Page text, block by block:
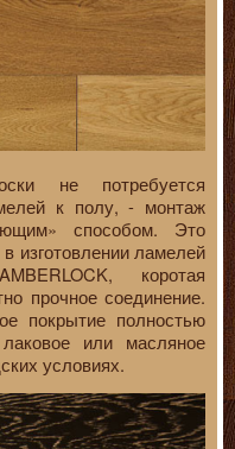
не потребуется
к полу, - монтаж
способом. Это
изготовлении ламелей
коротая
прочное соединение.
покрытие полностью
или масляное
условиях.